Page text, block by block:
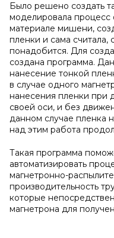
Было решено создать
моделировала
материале мишени,
пленки и сама считала,
понадобится. Для
создана программа.
нанесение тонкой
в случае одного
нанесения пленки при
своей оси, и без
данном случае пленка
над этим работа
Такая программа
автоматизировать
магнетронно-
производительность
которые
магнетрона для